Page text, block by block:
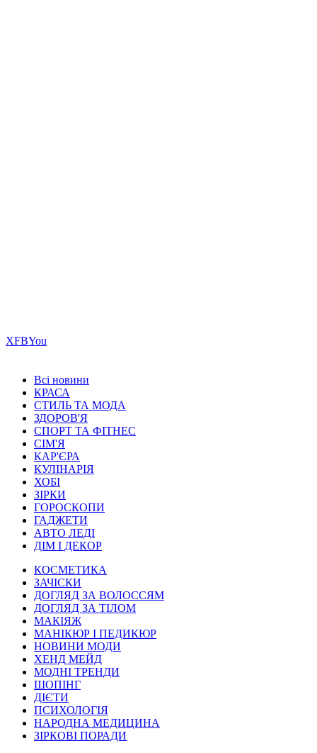
ХFBYou
Всі новини
КРАСА
СТИЛЬ ТА МОДА
ЗДОРОВ'Я
СПОРТ ТА ФІТНЕС
СІМ'Я
КАР'ЄРА
КУЛІНАРІЯ
ХОБІ
ЗІРКИ
ГОРОСКОПИ
ГАДЖЕТИ
АВТО ЛЕДІ
ДІМ І ДЕКОР
КОСМЕТИКА
ЗАЧІСКИ
ДОГЛЯД ЗА ВОЛОССЯМ
ДОГЛЯД ЗА ТІЛОМ
МАКІЯЖ
МАНІКЮР І ПЕДИКЮР
НОВИНИ МОДИ
ХЕНД МЕЙД
МОДНІ ТРЕНДИ
ШОПІНГ
ДІЄТИ
ПСИХОЛОГІЯ
НАРОДНА МЕДИЦИНА
ЗІРКОВІ ПОРАДИ